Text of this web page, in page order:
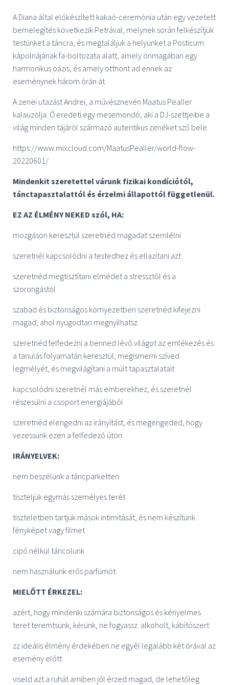
A Diana által előkészített kakaó-ceremónia után egy vezetett
bemelegítés következik Petrával, melynek során felkészítjük
testünket a táncra, és megtaláljuk a helyünket a Posticum
kápolnájának fa-boltozata alatt, amely önmagában egy
harmonikus oázis, és amely otthont ad ennek az
eseménynek három órán át.
A zenei utazást Andrei, a művésznevén Maatus Pealler
kalauzolja. Ő eredeti egy mesemondó, aki a DJ-szettjeibe a
világ minden tájáról származó autentikus zenéket sző bele.
https://www.mixcloud.com/MaatusPealler/world-flow-
20220601/
Mindenkit szeretettel várunk fizikai kondíciótól,
tánctapasztalattól és érzelmi állapottól függetlenül.
EZ AZ ÉLMÉNY NEKED szól, HA:
mozgáson keresztül szeretnéd magadat szemlélni
szeretnél kapcsolódni a testedhez és ellazítani azt
szeretnéd megtisztítani elmédet a stressztől és a
szorongástól
szabad és biztonságos környezetben szeretnéd kifejezni
magad, ahol nyugodtan megnyílhatsz
szeretnéd felfedezni a benned lévő világot az emlékezés és
a tanulás folyamatán keresztül, megismerni szíved
legmélyét, és megvilágítani a múlt tapasztalatait
kapcsolódni szeretnél más emberekhez, és szeretnél
részesülni a csoport energiájából
szeretnéd elengedni az irányítást, és megengeded, hogy
vezessünk ezen a felfedező úton
IRÁNYELVEK:
nem beszélünk a táncparketten
tiszteljük egymás személyes terét
tiszteletben tartjuk mások intimitását, és nem készítünk
fényképet vagy filmet
cipő nélkül táncolunk
nem használunk erős parfümöt
MIELŐTT ÉRKEZEL:
azért, hogy mindenki számára biztonságos és kényelmes
teret teremtsünk, kérünk, ne fogyassz alkoholt, kábítószert
zz ideális élmény érdekében ne egyél legalább két órával az
esemény előtt
viseld azt a ruhát amiben jól érzed magad, de lehetőleg